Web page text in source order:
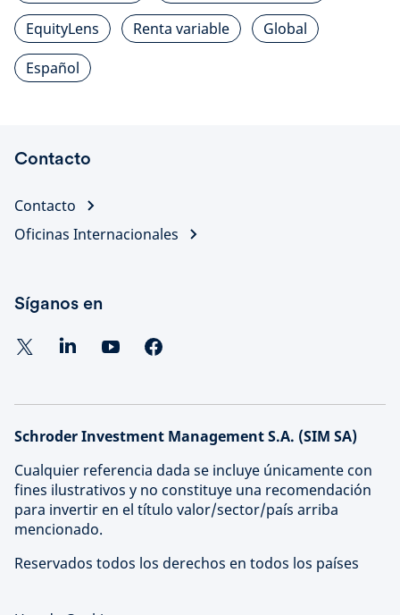
EquityLens
Renta variable
Global
Español
Contacto
Contacto
Oficinas Internacionales
Síganos en
Schroder Investment Management S.A. (SIM SA)
Cualquier referencia dada se incluye únicamente con
fines ilustrativos y no constituye una recomendación
para invertir en el título valor/sector/país arriba
mencionado.
Reservados todos los derechos en todos los países